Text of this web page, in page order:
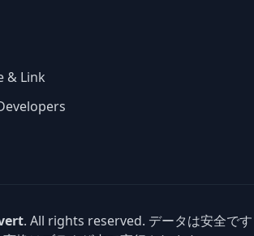
& Link
. All rights reserved. データは安全です